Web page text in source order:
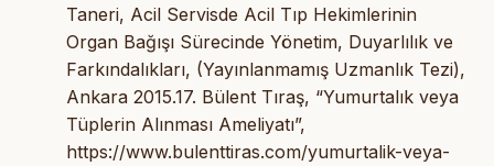
Taneri, Acil Servisde Acil Tıp Hekimlerinin
Organ Bağışı Sürecinde Yönetim, Duyarlılık ve
Farkındalıkları, (Yayınlanmamış Uzmanlık Tezi),
Ankara 2015.17. Bülent Tıraş, “Yumurtalık veya
Tüplerin Alınması Ameliyatı”,
https://www.bulenttiras.com/yumurtalik-veya-